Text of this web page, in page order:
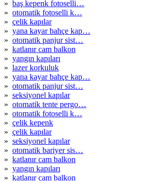
» baş kepenk fotoselli…
» otomatik fotoselli k…
» çelik kapılar
» yana kayar bahçe kap…
» otomatik panjur sist…
» katlanır cam balkon
» yangın kapıları
» lazer korkuluk
» yana kayar bahçe kap…
» otomatik panjur sist…
» seksiyonel kapılar
» otomatik tente pergo…
» otomatik fotoselli k…
» çelik kepenk
» çelik kapılar
» seksiyonel kapılar
» otomatik bariyer sis…
» katlanır cam balkon
» yangın kapıları
» katlanır cam balkon